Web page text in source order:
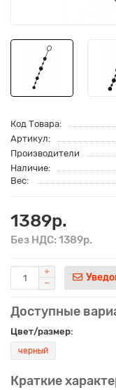
Код Товара:
Артикул:
Производители
Наличие:
Вес:
1389р.
Без НДС: 1389р.
Доступные
Цвет/размер:
черный
Краткие